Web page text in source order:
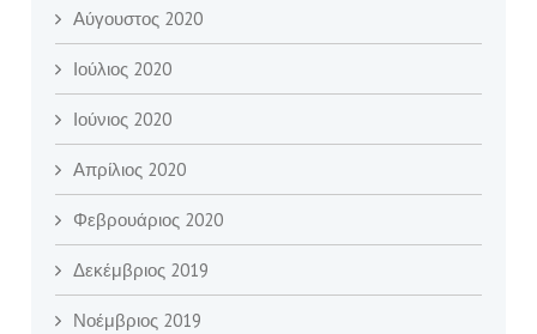
Αύγουστος 2020
Ιούλιος 2020
Ιούνιος 2020
Απρίλιος 2020
Φεβρουάριος 2020
Δεκέμβριος 2019
Νοέμβριος 2019